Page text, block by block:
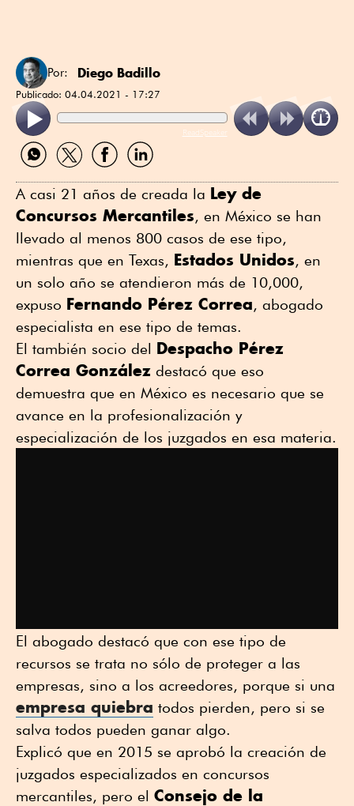
Por: Diego Badillo
Publicado: 04.04.2021 - 17:27
ReadSpeaker
Compartir
por
Compartir
por
Compartir
por
Compartir
por
A casi 21 años de creada la Ley de
Concursos Mercantiles, en México se han
llevado al menos 800 casos de ese tipo,
mientras que en Texas, Estados Unidos, en
un solo año se atendieron más de 10,000,
expuso Fernando Pérez Correa, abogado
especialista en ese tipo de temas.
El también socio del Despacho Pérez
Correa González destacó que eso
demuestra que en México es necesario que se
avance en la profesionalización y
especialización de los juzgados en esa materia.
El abogado destacó que con ese tipo de
recursos se trata no sólo de proteger a las
empresas, sino a los acreedores, porque si una
empresa quiebra todos pierden, pero si se
salva todos pueden ganar algo.
Explicó que en 2015 se aprobó la creación de
juzgados especializados en concursos
mercantiles, pero el Consejo de la